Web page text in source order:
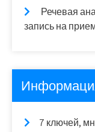
Речевая
запись на
7 ключей,